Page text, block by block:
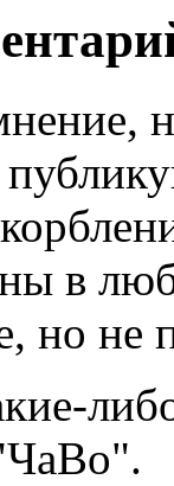
в
но не